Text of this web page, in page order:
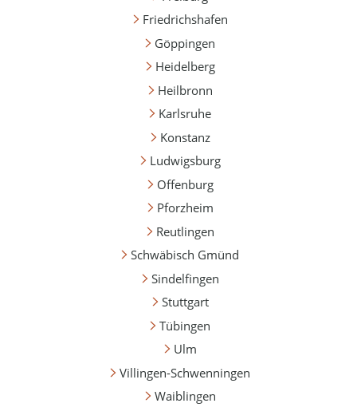
Friedrichshafen
Göppingen
Heidelberg
Heilbronn
Karlsruhe
Konstanz
Ludwigsburg
Offenburg
Pforzheim
Reutlingen
Schwäbisch Gmünd
Sindelfingen
Stuttgart
Tübingen
Ulm
Villingen-Schwenningen
Waiblingen